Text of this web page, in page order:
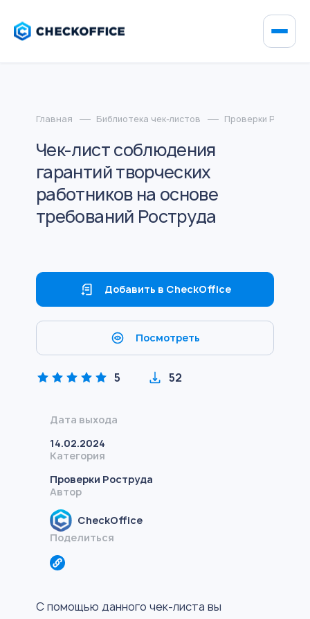
Главная Библиотека чек-листов Проверки
Чек-лист соблюдения
гарантий творческих
работников на основе
требований Роструда
Добавить в CheckOffice
Посмотреть
5 52
Дата выхода
14.02.2024
Категория
Проверки Роструда
Автор
CheckOffice
Поделиться
С помощью данного чек-листа вы